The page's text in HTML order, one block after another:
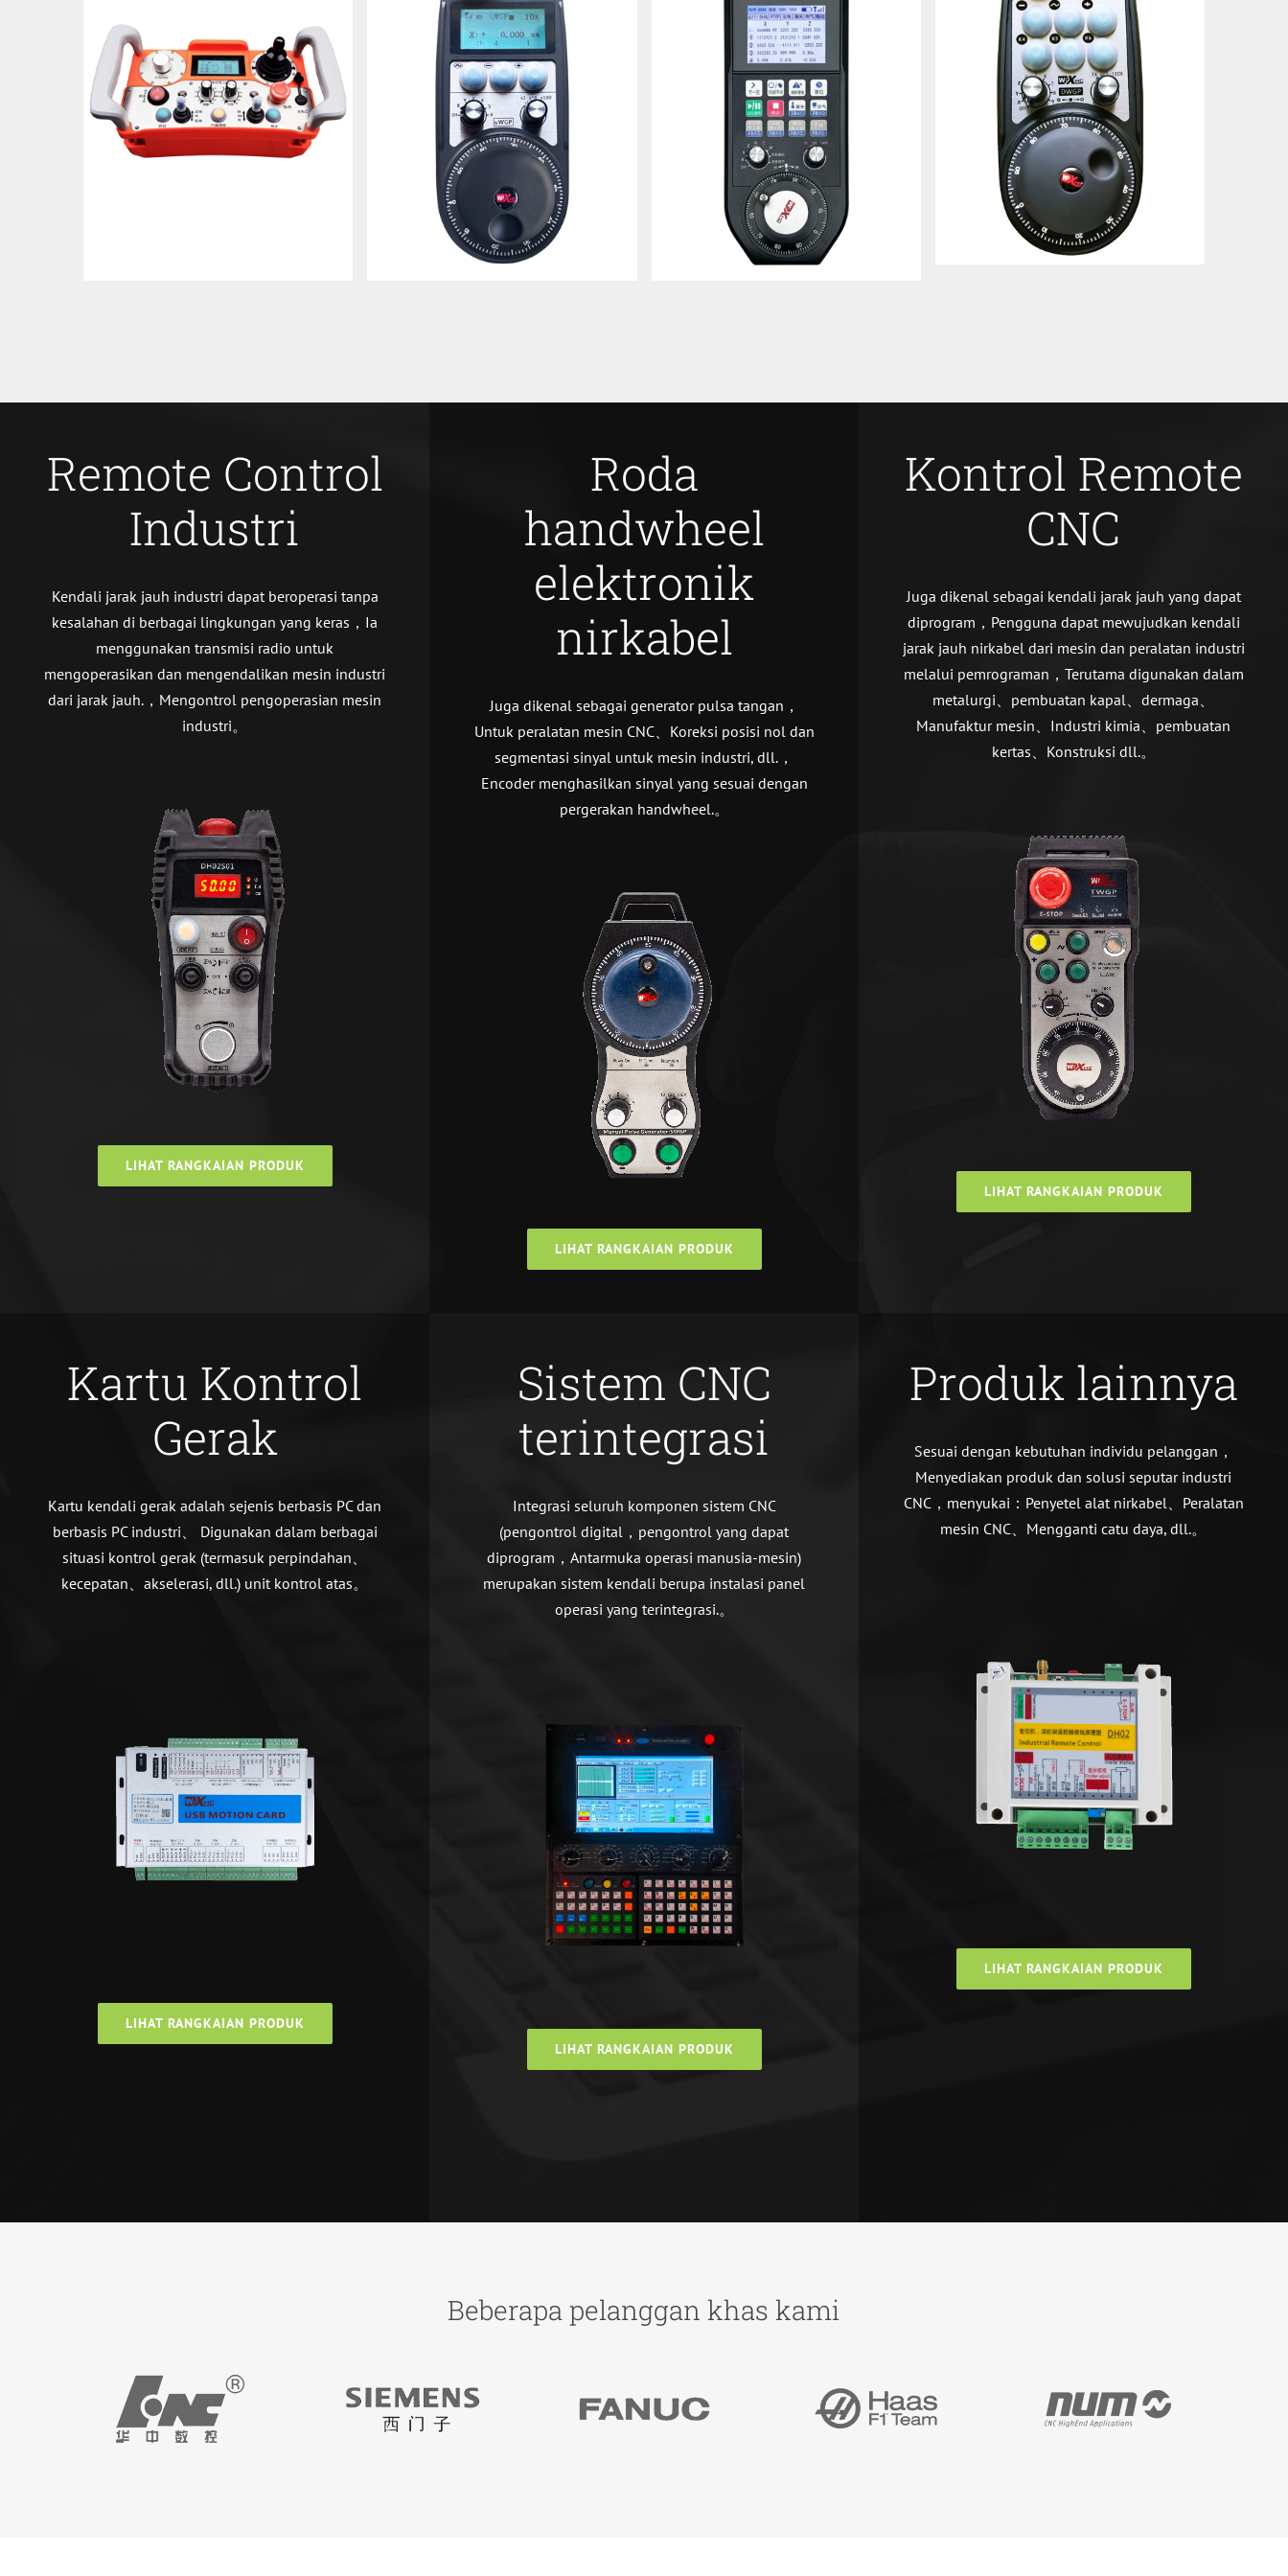
Remote Control
Industri
Kendali jarak jauh industri dapat beroperasi tanpa
kesalahan di berbagai lingkungan yang keras，Ia
menggunakan transmisi radio untuk
mengoperasikan dan mengendalikan mesin industri
dari jarak jauh.，Mengontrol pengoperasian mesin
industri。
LIHAT RANGKAIAN PRODUK
Roda
handwheel
elektronik
nirkabel
Juga dikenal sebagai generator pulsa tangan，
Untuk peralatan mesin CNC、Koreksi posisi nol dan
segmentasi sinyal untuk mesin industri, dll.，
Encoder menghasilkan sinyal yang sesuai dengan
pergerakan handwheel.。
LIHAT RANGKAIAN PRODUK
Kontrol Remote
CNC
Juga dikenal sebagai kendali jarak jauh yang dapat
diprogram，Pengguna dapat mewujudkan kendali
jarak jauh nirkabel dari mesin dan peralatan industri
melalui pemrograman，Terutama digunakan dalam
metalurgi、pembuatan kapal、dermaga、
Manufaktur mesin、Industri kimia、pembuatan
kertas、Konstruksi dll.。
LIHAT RANGKAIAN PRODUK
Kartu Kontrol
Gerak
Kartu kendali gerak adalah sejenis berbasis PC dan
berbasis PC industri、 Digunakan dalam berbagai
situasi kontrol gerak (termasuk perpindahan、
kecepatan、akselerasi, dll.) unit kontrol atas。
LIHAT RANGKAIAN PRODUK
Sistem CNC
terintegrasi
Integrasi seluruh komponen sistem CNC
(pengontrol digital，pengontrol yang dapat
diprogram，Antarmuka operasi manusia-mesin)
merupakan sistem kendali berupa instalasi panel
operasi yang terintegrasi.。
LIHAT RANGKAIAN PRODUK
Produk lainnya
Sesuai dengan kebutuhan individu pelanggan，
Menyediakan produk dan solusi seputar industri
CNC，menyukai：Penyetel alat nirkabel、Peralatan
mesin CNC、Mengganti catu daya, dll.。
LIHAT RANGKAIAN PRODUK
Beberapa pelanggan khas kami